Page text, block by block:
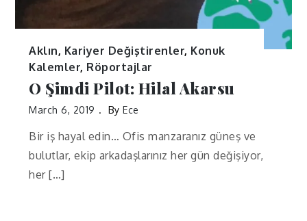
Aklın, Kariyer Değiştirenler, Konuk
Kalemler, Röportajlar
O Şimdi Pilot: Hilal Akarsu
March 6, 2019 ByEce
Bir iş hayal edin… Ofis manzaranız güneş ve
bulutlar, ekip arkadaşlarınız her gün değişiyor,
her […]